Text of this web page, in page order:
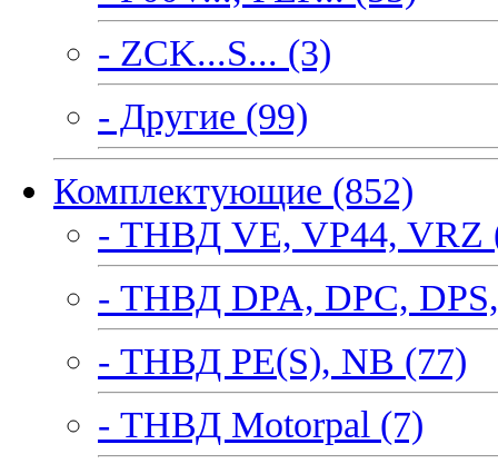
- ZCK...S... (3)
- Другие (99)
Комплектующие (852)
- ТНВД VE, VP44, VRZ
- ТНВД DPA, DPC,
- ТНВД PE(S), NB (77)
- ТНВД Motorpal (7)